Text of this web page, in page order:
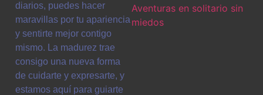
diarios, puedes hacer
maravillas por tu apariencia
y sentirte mejor contigo
mismo. La madurez trae
consigo una nueva forma
de cuidarte y expresarte, y
estamos aquí para guiarte